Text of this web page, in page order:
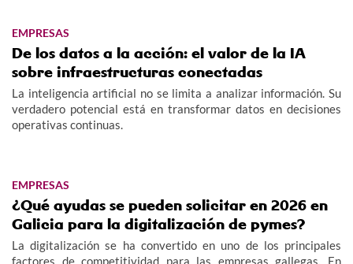
EMPRESAS
De los datos a la acción: el valor de la IA
sobre infraestructuras conectadas
La inteligencia artificial no se limita a analizar información. Su
verdadero potencial está en transformar datos en decisiones
operativas continuas.
EMPRESAS
¿Qué ayudas se pueden solicitar en 2026 en
Galicia para la digitalización de pymes?
La digitalización se ha convertido en uno de los principales
factores de competitividad para las empresas gallegas. En